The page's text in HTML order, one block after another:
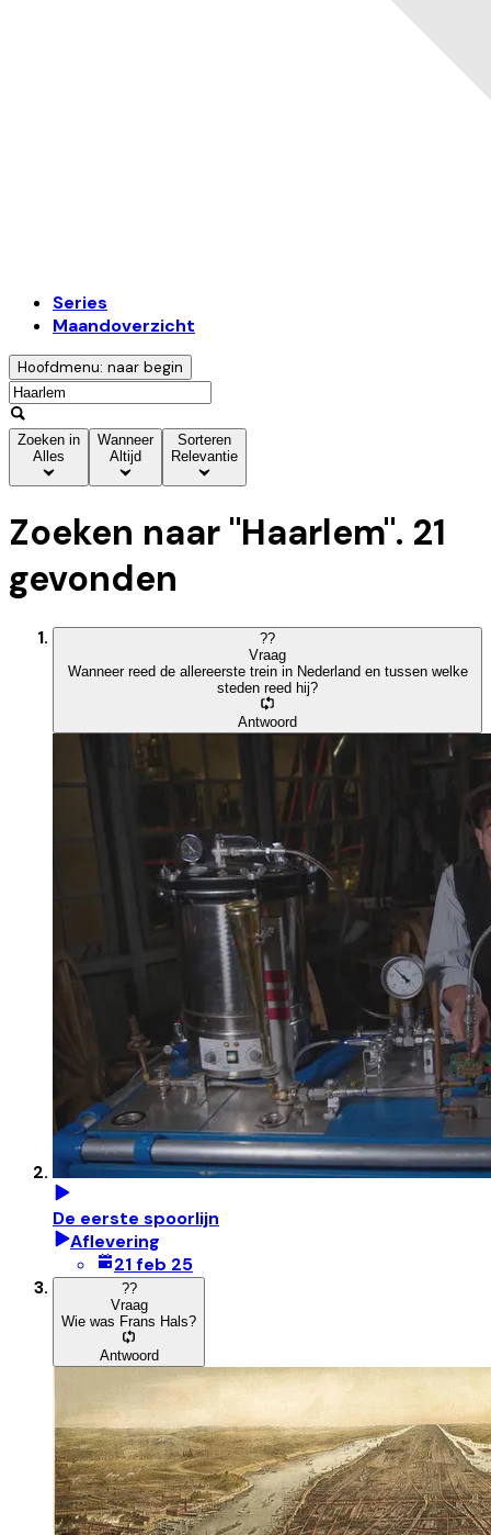
Series
Maandoverzicht
Hoofdmenu: naar begin
Zoeken in
Alles
Wanneer
Altijd
Sorteren
Relevantie
Zoeken naar "Haarlem". 21
gevonden
??
Vraag
Wanneer reed de allereerste trein in Nederland en tussen welke
steden reed hij?
Antwoord
De eerste spoorlijn
Aflevering
21 feb 25
??
Vraag
Wie was Frans Hals?
Antwoord